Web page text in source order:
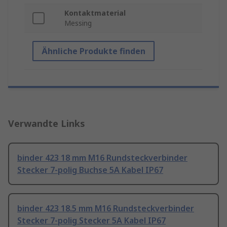
Kontaktmaterial
Messing
Ähnliche Produkte finden
Verwandte Links
binder 423 18 mm M16 Rundsteckverbinder
Stecker 7-polig Buchse 5A Kabel IP67
binder 423 18.5 mm M16 Rundsteckverbinder
Stecker 7-polig Stecker 5A Kabel IP67